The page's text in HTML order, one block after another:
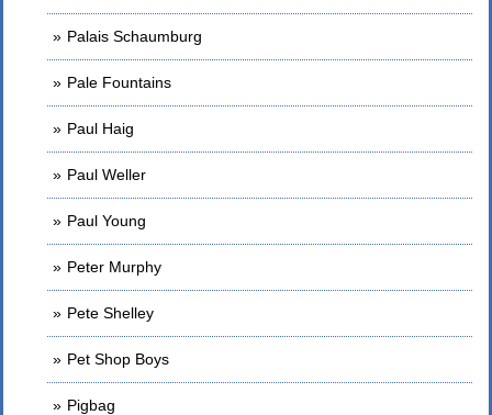
Palais Schaumburg
Pale Fountains
Paul Haig
Paul Weller
Paul Young
Peter Murphy
Pete Shelley
Pet Shop Boys
Pigbag